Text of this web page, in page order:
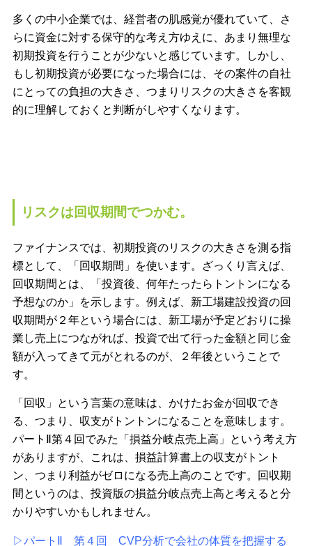
多くの中小企業では、経営者の肌感覚が優れていて、さ
らに資金に対する保守的な考え方ゆえに、あまり無理な
初期投資を行うことが少ないと感じています。しかし、
もし初期投資が必要になった場合には、その案件の自社
にとっての負担の大きさ、つまりリスクの大きさを客観
的に理解しておくと判断がしやすくなります。
リスクは回収期間でつかむ。
ファイナンスでは、初期投資のリスクの大きさを測る指
標として、「回収期間」を使います。ざっくり言えば、
回収期間とは、「投資後、何年たったらトントンになる
予想なのか」を示します。例えば、新工場建設投資の回
収期間が２年という場合には、新工場が予定どおりに操
業し売上につながれば、投資で出て行った金額と同じ金
額が入ってきて元がとれるのが、２年後ということで
す。
「回収」という言葉の意味は、かけたお金が回収でき
る、つまり、収支がトントンになることを意味します。
パートⅡ第４回でみた「損益分岐点売上高」という考え方
がありますが、これは、損益計算書上の収支がトント
ン、つまり利益がゼロになる売上高のことです。回収期
間というのは、投資版の損益分岐点売上高と考えると分
かりやすいかもしれません。
▷パートⅡ 第４回 CVP分析で会社の体質を把握する